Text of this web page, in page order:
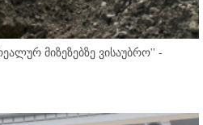
მიზეზებზე ვისაუბრო'' -